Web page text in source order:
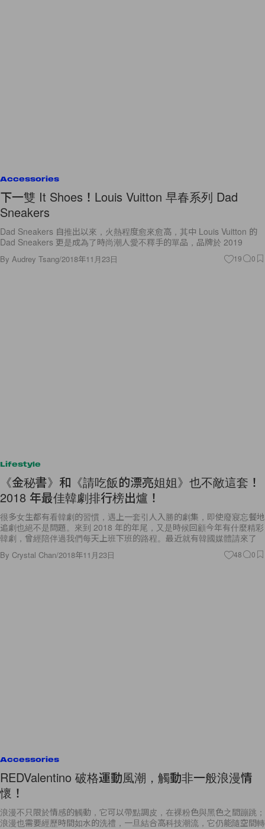
Accessories
下一雙 It Shoes！Louis Vuitton 早春系列 Dad
Sneakers
Dad Sneakers 自推出以來，火熱程度愈來愈高，其中 Louis Vuitton 的
Dad Sneakers 更是成為了時尚潮人愛不釋手的單品，品牌於 2019
By Audrey Tsang/2018年11月23日 19 0
Lifestyle
《金秘書》和《請吃飯的漂亮姐姐》也不敵這套！
2018 年最佳韓劇排行榜出爐！
很多女生都有看韓劇的習慣，遇上一套引人入勝的劇集，即使廢寢忘餐地
追劇也絕不是問題。來到 2018 年的年尾，又是時候回顧今年有什麼精彩
韓劇，曾經陪伴過我們每天上班下班的路程。最近就有韓國媒體請來了
By Crystal Chan/2018年11月23日 48 0
Accessories
REDValentino 破格運動風潮，觸動非一般浪漫情
懷！
浪漫不只限於情感的觸動，它可以帶點調皮，在裸粉色與黑色之間蹦跳；
浪漫也需要經歷時間如水的洗禮，一旦結合高科技潮流，它仍能隨空間轉